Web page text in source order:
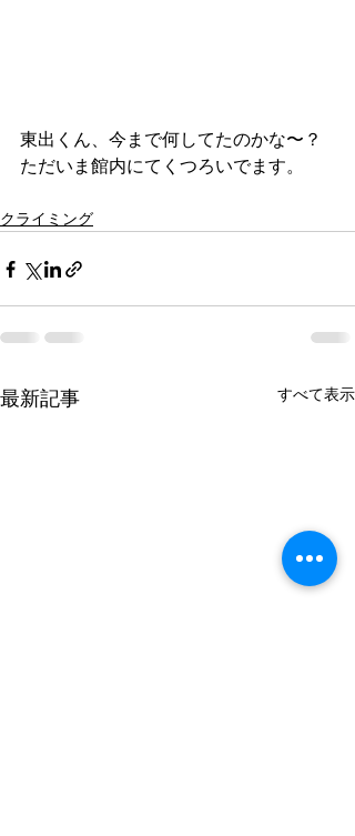
東出くん、今まで何してたのかな〜？
ただいま館内にてくつろいでます。
クライミング
最新記事 すべて表示